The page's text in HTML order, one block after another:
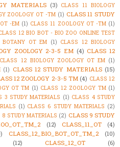
MATERIALS (3) CLASS 11 BIOLOGY
ZOOLOGY OT -TM (1) CLASS 11 STUDY
-EM (1) CLASS 11 ZOOLOGY OT -TM (1)
12 BIO BOT - BIO ZOO ONLINE TEST
BOTANY OT EM (1) CLASS 12 BIOLOGY
ZOOLOGY 2-3-5 EM (4) CLASS 12
CLASS 12 BIOLOGY ZOOLOGY OT EM (1)
(1) CLASS 12 STUDY MATERIALS (15)
12 ZOOLOGY 2-3-5 TM (4) CLASS 12
OT TM (1) CLASS 12 ZOOLOGY TM (1)
3 STUDY MATERIALS (1) CLASS 4 STUDY
(1) CLASS 6 STUDY MATERIALS (2)
8 STUDY MATERIALS (2) CLASS 9 STUDY
(12) CLASS_11_OT
(4)
CLASS_12_BIO_BOT_OT_TM_2
(10)
(12) CLASS_12_OT
(6)